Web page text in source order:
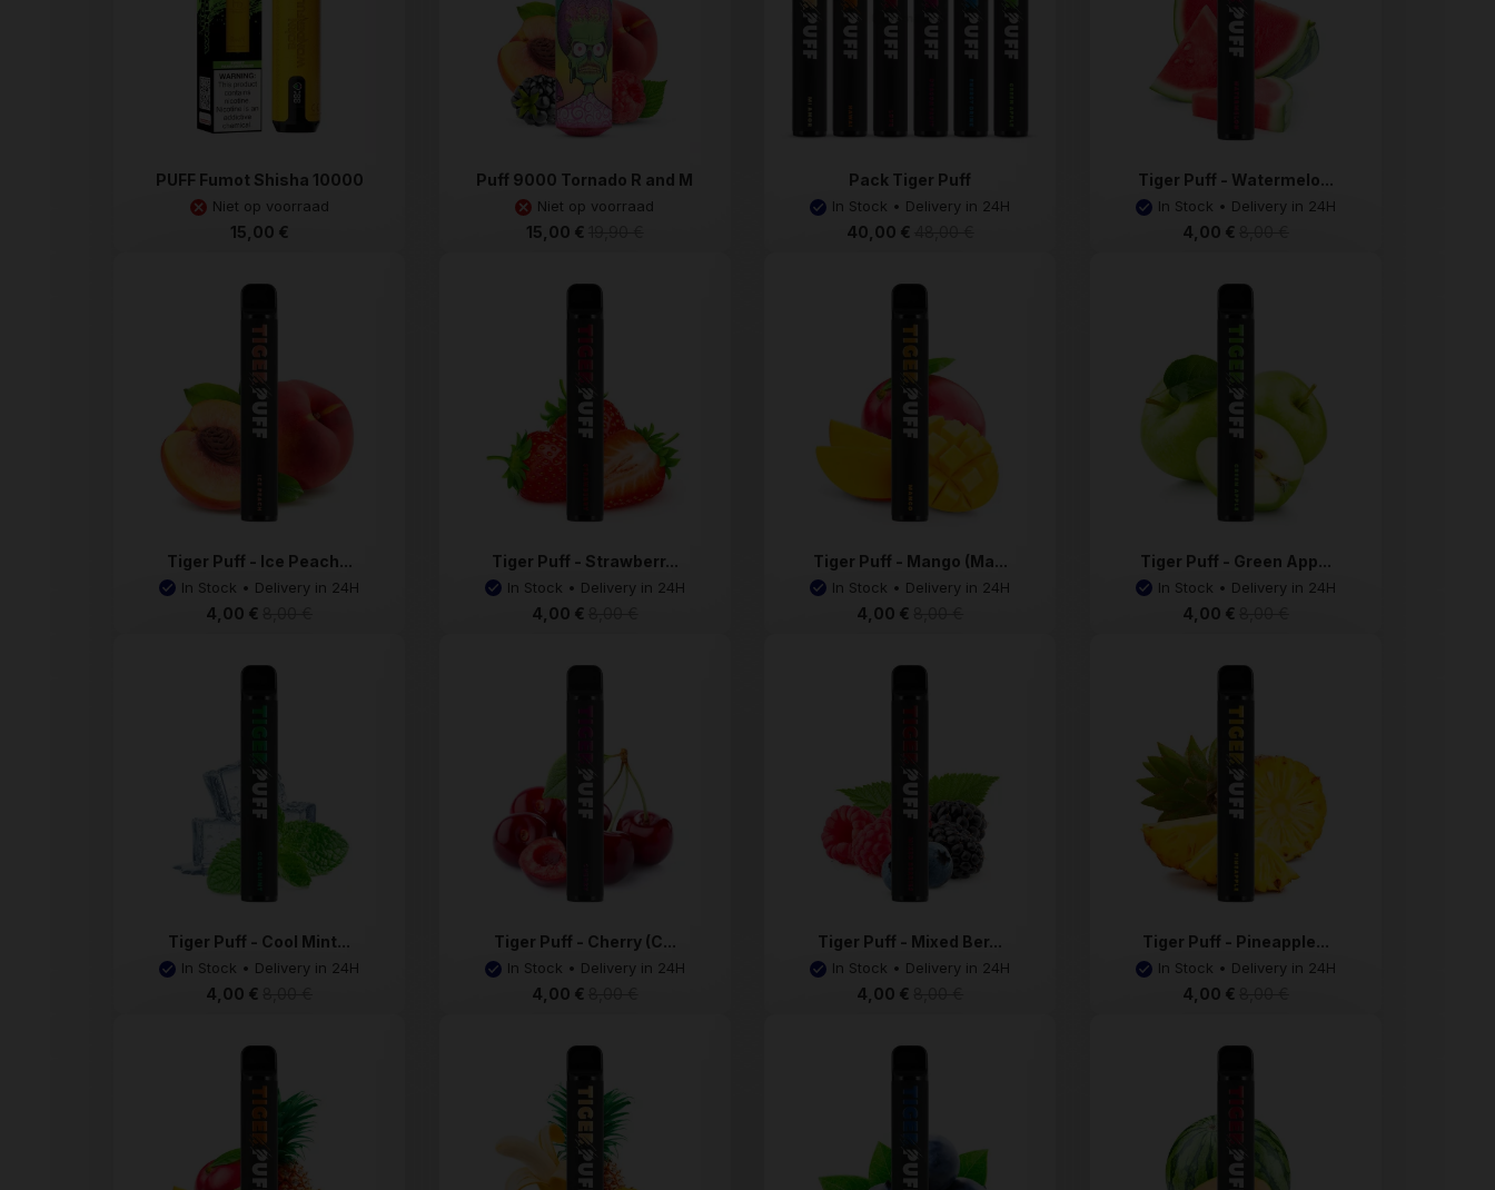
PUFF Fumot Shisha 10000
Niet op voorraad
15,00 €
Puff 9000 Tornado R and M
Niet op voorraad
15,00 €
Pack Tiger Puff
In Stock • Delivery in 24H
40,00 €
Tiger Puff - Watermelo...
In Stock • Delivery in 24H
4,00 €
Tiger Puff - Ice Peach...
In Stock • Delivery in 24H
4,00 €
Tiger Puff - Strawberr...
In Stock • Delivery in 24H
4,00 €
Tiger Puff - Mango (Ma...
In Stock • Delivery in 24H
4,00 €
Tiger Puff - Green App...
In Stock • Delivery in 24H
4,00 €
Tiger Puff - Cool Mint...
In Stock • Delivery in 24H
4,00 €
Tiger Puff - Cherry (C...
In Stock • Delivery in 24H
4,00 €
Tiger Puff - Mixed Ber...
In Stock • Delivery in 24H
4,00 €
Tiger Puff - Pineapple...
In Stock • Delivery in 24H
4,00 €